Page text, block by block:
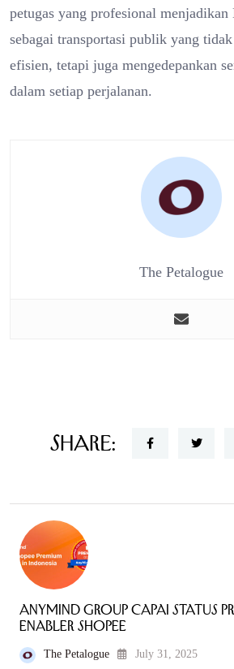
petugas yang profesional menjadikan
sebagai transportasi publik yang
efisien, tetapi juga mengedepankan
dalam setiap perjalanan.
The Petalogue
Share:
AnyMind Group Capai Status
Enabler Shopee
The Petalogue July 31, 2025